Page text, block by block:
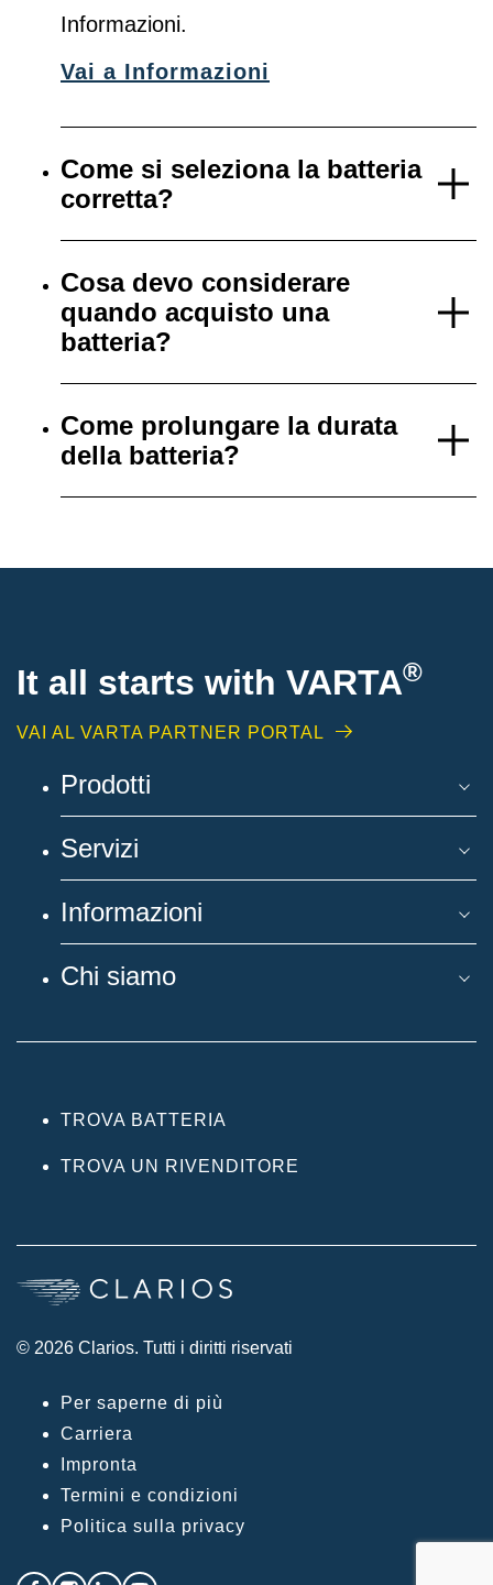
Informazioni.
Vai a Informazioni
Come si seleziona la batteria
corretta?
Cosa devo considerare
quando acquisto una
batteria?
Come prolungare la durata
della batteria?
It all starts with VARTA®
VAI AL VARTA PARTNER PORTAL
Prodotti
Servizi
Informazioni
Chi siamo
TROVA BATTERIA
TROVA UN RIVENDITORE
© 2026 Clarios. Tutti i diritti riservati
Per saperne di più
Carriera
Impronta
Termini e condizioni
Politica sulla privacy